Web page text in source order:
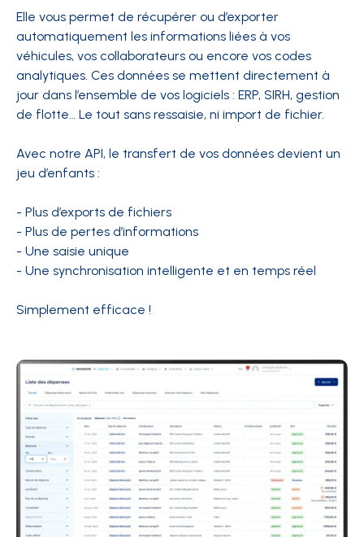
Elle vous permet de récupérer ou d’exporter
automatiquement les informations liées à vos
véhicules, vos collaborateurs ou encore vos codes
analytiques. Ces données se mettent directement à
jour dans l’ensemble de vos logiciels : ERP, SIRH, gestion
de flotte… Le tout sans ressaisie, ni import de fichier.
Avec notre API, le transfert de vos données devient un
jeu d’enfants :
- Plus d’exports de fichiers
- Plus de pertes d’informations
- Une saisie unique
- Une synchronisation intelligente et en temps réel
Simplement efficace !